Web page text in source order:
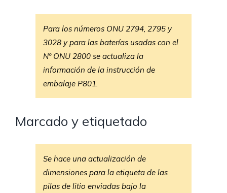
Para los números ONU 2794, 2795 y
3028 y para las baterías usadas con el
Nº ONU 2800 se actualiza la
información de la instrucción de
embalaje P801.
Marcado y etiquetado
Se hace una actualización de
dimensiones para la etiqueta de las
pilas de litio enviadas bajo la